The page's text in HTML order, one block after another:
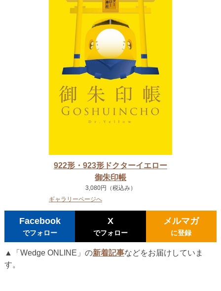
922形・923形ドクターイエロー
御朱印帳
3,080円（税込み）
ギャラリーページへ
Facebook
でフォロー
X
でフォロー
メルマガ
に登録
▲「Wedge ONLINE」の新着記事などをお届けしていま
す。